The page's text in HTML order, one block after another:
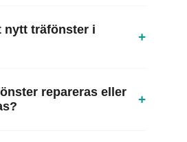
nytt träfönster i
+
repareras eller
+